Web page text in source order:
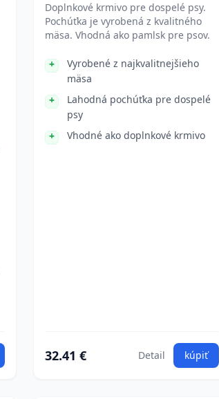
Doplnkové krmivo pre dospelé psy.
Pochúťka je vyrobená z kvalitného
mäsa. Vhodná ako pamlsk pre psov.
Vyrobené z najkvalitnejšieho
mäsa
Lahodná pochúťka pre dospelé
psy
Vhodné ako doplnkové krmivo
32.41 € Detail kúpiť